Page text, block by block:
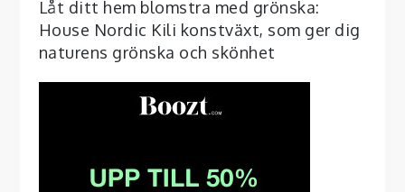
Låt ditt hem blomstra med grönska:
House Nordic Kili konstväxt, som ger dig
naturens grönska och skönhet